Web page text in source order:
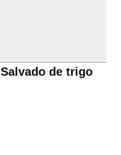
Salvado de trigo